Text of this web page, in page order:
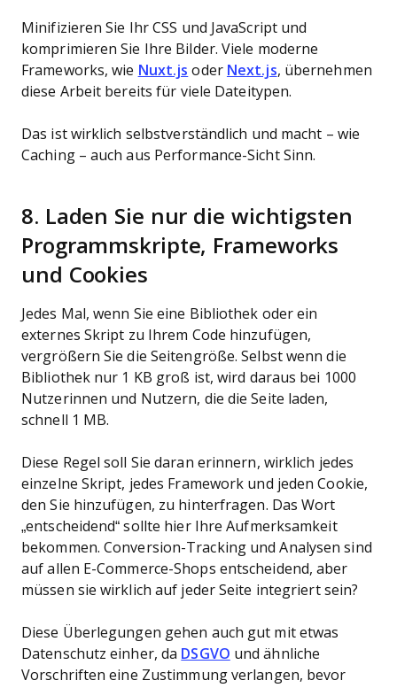
Minifizieren Sie Ihr CSS und JavaScript und
komprimieren Sie Ihre Bilder. Viele moderne
Frameworks, wie Nuxt.js oder Next.js, übernehmen
diese Arbeit bereits für viele Dateitypen.
Das ist wirklich selbstverständlich und macht – wie
Caching – auch aus Performance-Sicht Sinn.
8. Laden Sie nur die wichtigsten
Programmskripte, Frameworks
und Cookies
Jedes Mal, wenn Sie eine Bibliothek oder ein
externes Skript zu Ihrem Code hinzufügen,
vergrößern Sie die Seitengröße. Selbst wenn die
Bibliothek nur 1 KB groß ist, wird daraus bei 1000
Nutzerinnen und Nutzern, die die Seite laden,
schnell 1 MB.
Diese Regel soll Sie daran erinnern, wirklich jedes
einzelne Skript, jedes Framework und jeden Cookie,
den Sie hinzufügen, zu hinterfragen. Das Wort
„entscheidend“ sollte hier Ihre Aufmerksamkeit
bekommen. Conversion-Tracking und Analysen sind
auf allen E-Commerce-Shops entscheidend, aber
müssen sie wirklich auf jeder Seite integriert sein?
Diese Überlegungen gehen auch gut mit etwas
Datenschutz einher, da DSGVO und ähnliche
Vorschriften eine Zustimmung verlangen, bevor